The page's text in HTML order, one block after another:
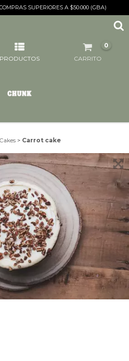
SUPERIORES A $50.000 (GBA)
PRODUCTOS CARRITO
0
Cakes > Carrot cake